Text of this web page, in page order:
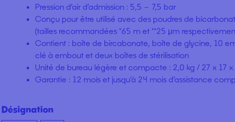
Pression d’air d’admission : 5,5 – 7,5 bar
Conçu pour être utilisé avec des poudres de
(tailles recommandées *65 m et **25 μm
Contient : boîte de bircabonate, boîte de glycine, 10
clé à embout et deux boîtes de stérilisation
Unité de bureau légère et compacte : 2,0 kg / 27 x 17
Garantie : 12 mois et jusqu’à 24 mois d’assistance
Désignation